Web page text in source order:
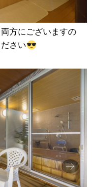
方にございますの
さい
Next